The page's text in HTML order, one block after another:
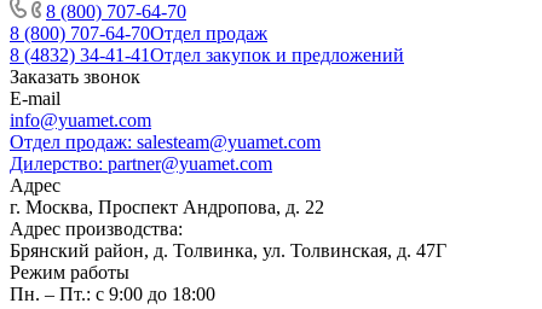
8 (800) 707-64-70
8 (800) 707-64-70Отдел продаж
8 (4832) 34-41-41Отдел закупок и предложений
Заказать звонок
E-mail
info@yuamet.com
Отдел продаж: salesteam@yuamet.com
Дилерство: partner@yuamet.com
Адрес
г. Москва, Проспект Андропова, д. 22
Адрес производства:
Брянский район, д. Толвинка, ул. Толвинская, д. 47Г
Режим работы
Пн. – Пт.: с 9:00 до 18:00